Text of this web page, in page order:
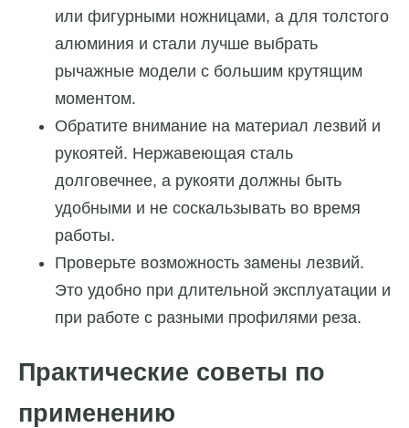
или фигурными ножницами, а для толстого
алюминия и стали лучше выбрать
рычажные модели с большим крутящим
моментом.
Обратите внимание на материал лезвий и
рукоятей. Нержавеющая сталь
долговечнее, а рукояти должны быть
удобными и не соскальзывать во время
работы.
Проверьте возможность замены лезвий.
Это удобно при длительной эксплуатации и
при работе с разными профилями реза.
Практические советы по
применению